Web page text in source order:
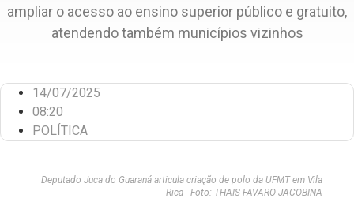
ampliar o acesso ao ensino superior público e gratuito,
atendendo também municípios vizinhos
14/07/2025
08:20
POLÍTICA
Deputado Juca do Guaraná articula criação de polo da UFMT em Vila
Rica - Foto: THAIS FAVARO JACOBINA